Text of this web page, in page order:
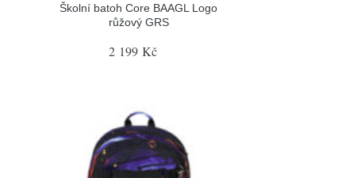
Školní batoh Core BAAGL Logo
růžový GRS
2 199 Kč